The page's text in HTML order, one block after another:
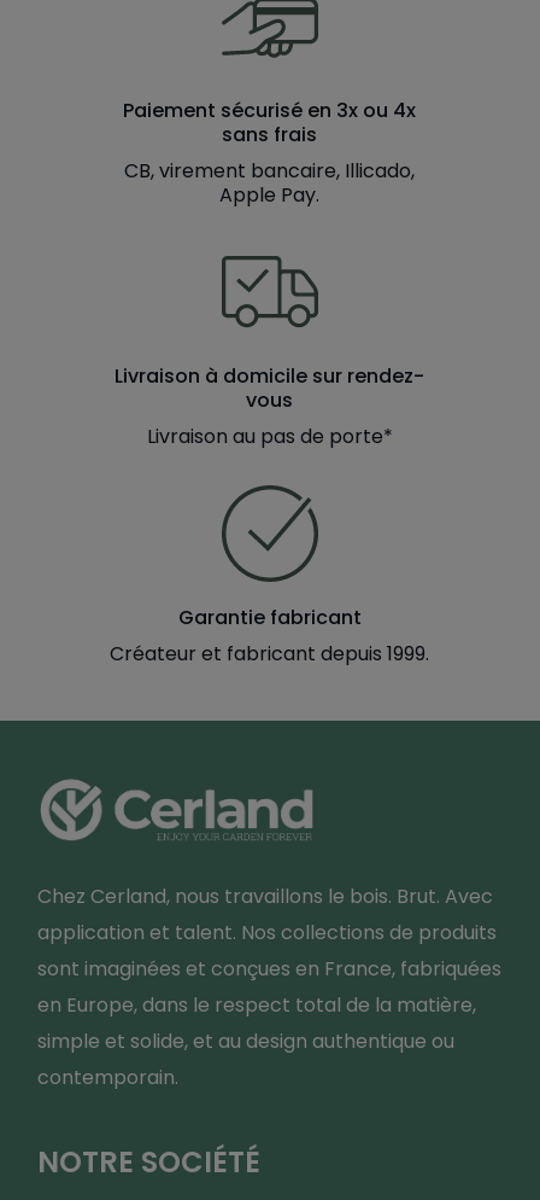
Paiement sécurisé en 3x ou 4x
sans frais
CB, virement bancaire, Illicado,
Apple Pay.
Livraison à domicile sur rendez-
vous
Livraison au pas de porte*
Garantie fabricant
Créateur et fabricant depuis 1999.
Chez Cerland, nous travaillons le bois. Brut. Avec
application et talent. Nos collections de produits
sont imaginées et conçues en France, fabriquées
en Europe, dans le respect total de la matière,
simple et solide, et au design authentique ou
contemporain.
NOTRE SOCIÉTÉ